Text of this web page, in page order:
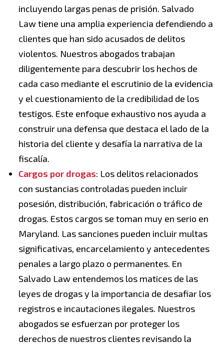
incluyendo largas penas de prisión. Salvado
Law tiene una amplia experiencia defendiendo a
clientes que han sido acusados de delitos
violentos. Nuestros abogados trabajan
diligentemente para descubrir los hechos de
cada caso mediante el escrutinio de la evidencia
y el cuestionamiento de la credibilidad de los
testigos. Este enfoque exhaustivo nos ayuda a
construir una defensa que destaca el lado de la
historia del cliente y desafía la narrativa de la
fiscalía.
Cargos por drogas: Los delitos relacionados
con sustancias controladas pueden incluir
posesión, distribución, fabricación o tráfico de
drogas. Estos cargos se toman muy en serio en
Maryland. Las sanciones pueden incluir multas
significativas, encarcelamiento y antecedentes
penales a largo plazo o permanentes. En
Salvado Law entendemos los matices de las
leyes de drogas y la importancia de desafiar los
registros e incautaciones ilegales. Nuestros
abogados se esfuerzan por proteger los
derechos de nuestros clientes revisando la